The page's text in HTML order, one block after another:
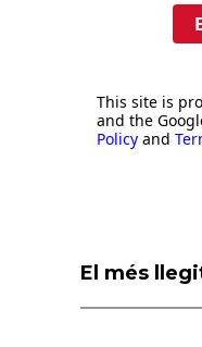
This site is
and the
Policy and
El més